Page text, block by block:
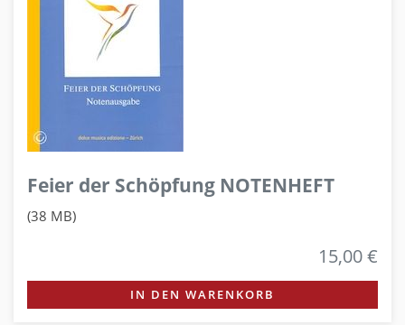
Feier der Schöpfung NOTENHEFT
(38 MB)
15,00 €
IN DEN WARENKORB